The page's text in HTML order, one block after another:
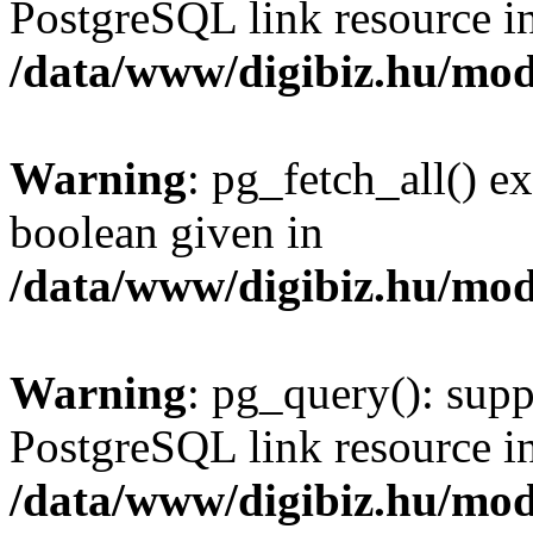
PostgreSQL link resource
/data/www/digibiz.hu/
Warning: pg_fetch_all()
boolean given in
/data/www/digibiz.hu/
Warning: pg_query():
PostgreSQL link resource
/data/www/digibiz.hu/